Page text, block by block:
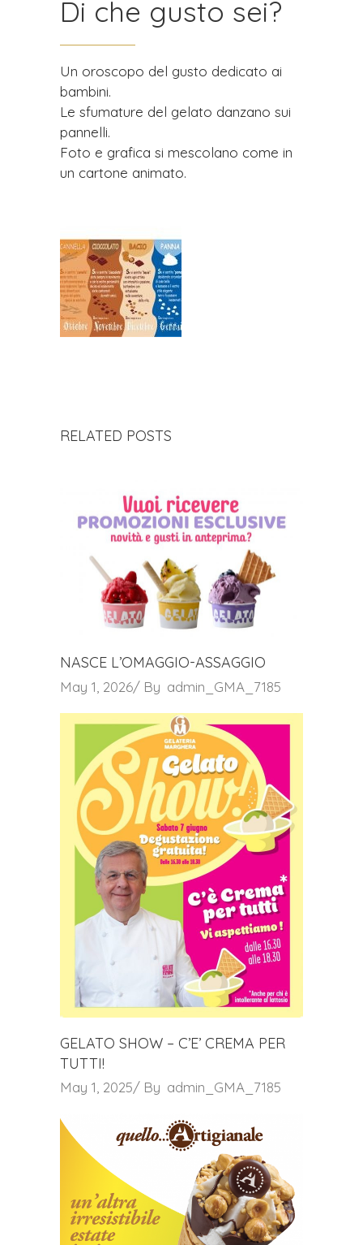
Di che gusto sei?
Un oroscopo del gusto dedicato ai
bambini.
Le sfumature del gelato danzano sui
pannelli.
Foto e grafica si mescolano come in
un cartone animato.
RELATED POSTS
NASCE L’OMAGGIO-ASSAGGIO
May 1, 2026 By admin_GMA_7185
GELATO SHOW – C’E’ CREMA PER
TUTTI!
May 1, 2025 By admin_GMA_7185